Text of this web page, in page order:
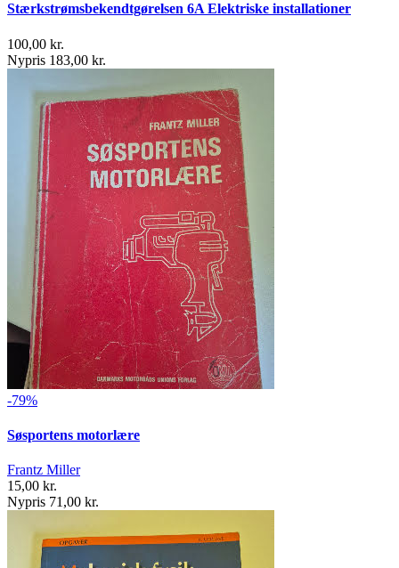
Stærkstrømsbekendtgørelsen 6A Elektriske installationer
100,00 kr.
Nypris 183,00 kr.
-79%
Søsportens motorlære
Frantz Miller
15,00 kr.
Nypris 71,00 kr.